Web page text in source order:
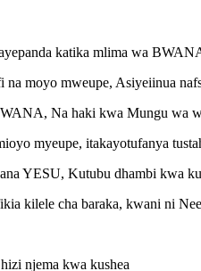
katika mlima wa
na moyo mweupe, Asiyeiinua
Na haki kwa Mungu wa
myeupe, itakayotufanya
YESU, Kutubu dhambi kwa
kilele cha baraka, kwani ni
njema kwa kushea